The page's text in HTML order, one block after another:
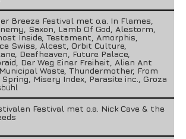
Breeze Festival met o.a. In Flames,
Saxon, Lamb Of God, Alestorm,
Inside, Testament, Amorphis,
Swiss, Alcest, Orbit Culture,
Deafheaven, Future Palace,
Der Weg Einer Freiheit, Alien Ant
Waste, Thundermother, From
Spring, Misery Index, Parasite inc., Groza
Festival met o.a. Nick Cave & the